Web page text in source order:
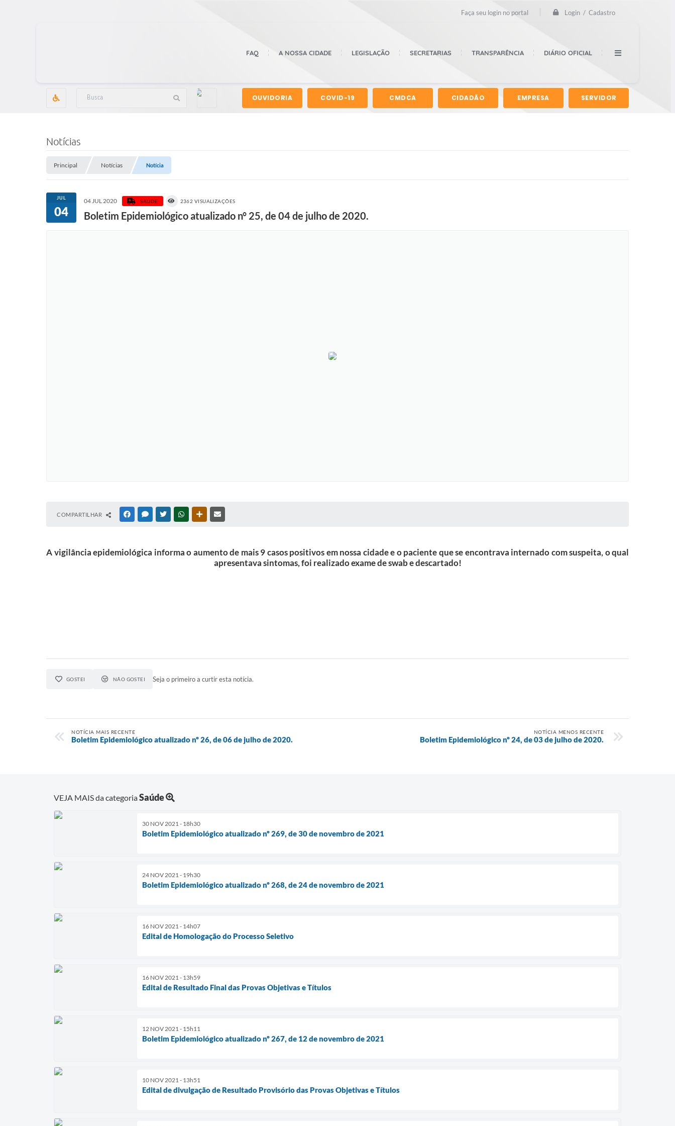
Faça seu login no portal Login / Cadastro
FAQ A NOSSA CIDADE LEGISLAÇÃO SECRETARIAS TRANSPARÊNCIA DIÁRIO OFICIAL
OUVIDORIA COVID-19 CMDCA CIDADÃO EMPRESA SERVIDOR
Notícias
Principal Notícias Notícia
JUL
04
04 JUL 2020 SAÚDE 2362 VISUALIZAÇÕES
Boletim Epidemiológico atualizado n° 25, de 04 de julho de 2020.
COMPARTILHAR FACEBOOKMESSENGER
TWITTERWHATSAPPOUTRAS MÍDIAS
A vigilância epidemiológica informa o aumento de mais 9 casos positivos em nossa cidade e o paciente que se encontrava internado com suspeita, o qual
apresentava sintomas, foi realizado exame de swab e descartado!
GOSTEI NÃO GOSTEI Seja o primeiro a curtir esta notícia.
NOTÍCIA MAIS RECENTE
Boletim Epidemiológico atualizado nº 26, de 06 de julho de 2020.
NOTÍCIA MENOS RECENTE
Boletim Epidemiológico nº 24, de 03 de julho de 2020.
VEJA MAIS da categoriaSaúde
30 NOV 2021 - 18h30
Boletim Epidemiológico atualizado nº 269, de 30 de novembro de 2021
24 NOV 2021 - 19h30
Boletim Epidemiológico atualizado nº 268, de 24 de novembro de 2021
16 NOV 2021 - 14h07
Edital de Homologação do Processo Seletivo
16 NOV 2021 - 13h59
Edital de Resultado Final das Provas Objetivas e Títulos
12 NOV 2021 - 15h11
Boletim Epidemiológico atualizado nº 267, de 12 de novembro de 2021
10 NOV 2021 - 13h51
Edital de divulgação de Resultado Provisório das Provas Objetivas e Títulos